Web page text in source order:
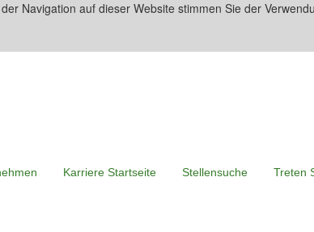
Navigation auf dieser Website stimmen Sie der
Karriere Startseite Stellensuche Treten